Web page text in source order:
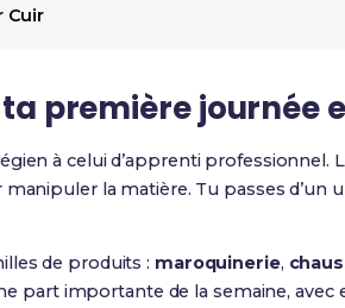
Cuir
première journée
à celui d’apprenti
la matière. Tu passes d’un
de produits : maroquinerie,
part importante de la semaine, avec